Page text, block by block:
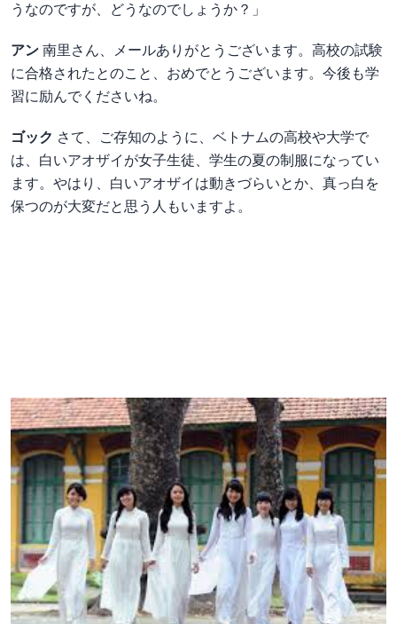
うなのですが、どうなのでしょうか？」
アン 南里さん、メールありがとうございます。高校の試験
に合格されたとのこと、おめでとうございます。今後も学
習に励んでくださいね。
ゴック さて、ご存知のように、ベトナムの高校や大学で
は、白いアオザイが女子生徒、学生の夏の制服になってい
ます。やはり、白いアオザイは動きづらいとか、真っ白を
保つのが大変だと思う人もいますよ。